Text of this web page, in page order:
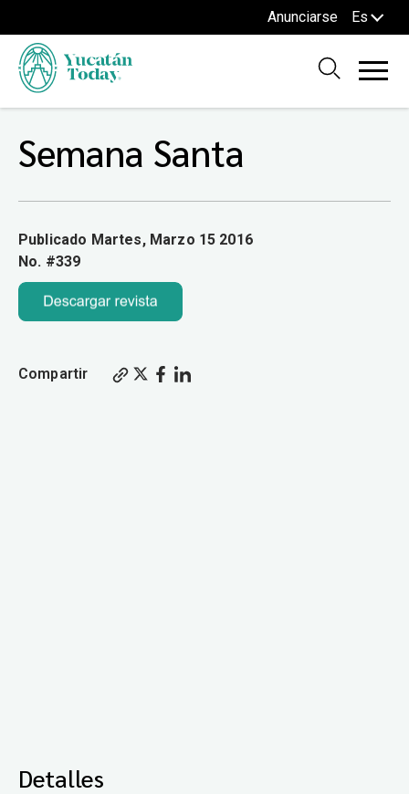
Anunciarse Es
Semana Santa
Publicado Martes, Marzo 15 2016
No. #339
Compartir
Detalles